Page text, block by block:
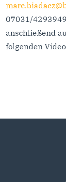
07031/
anschließend
folgenden